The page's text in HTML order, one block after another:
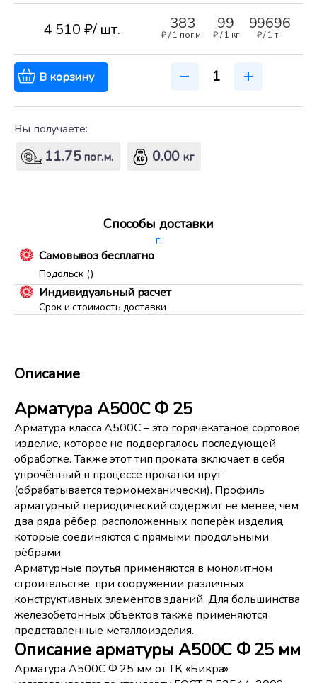
4 510 ₽/ шт. 383
₽ /1 пог.м.
99
₽ /1 кг
99696
₽ /1 тн
В корзину
Вы получаете:
11.75пог.м. 0.00 кг
Способы доставки
г.
Самовывоз бесплатно
Подольск ()
Индивидуальный расчет
Срок и стоимость доставки
Описание
Арматура А500С Ф 25
Арматура класса А500С – это горячекатаное сортовое
изделие, которое не подвергалось последующей
обработке. Также этот тип проката включает в себя
упрочённый в процессе прокатки прут
(обрабатывается термомеханически). Профиль
арматурный периодический содержит не менее, чем
два ряда рёбер, расположенных поперёк изделия,
которые соединяются с прямыми продольными
рёбрами.
Арматурные прутья применяются в монолитном
строительстве, при сооружении различных
конструктивных элементов зданий. Для большинства
железобетонных объектов также применяются
представленные металлоизделия.
Описание арматуры А500С Ф 25 мм
Арматура А500С Ф 25 мм от ТК «Бикра»